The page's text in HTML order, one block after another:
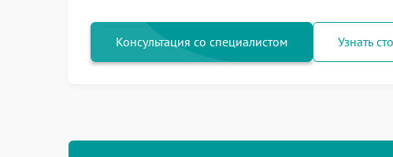
Консультация со специалистом Узнать